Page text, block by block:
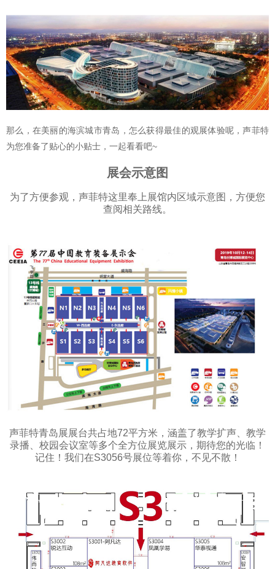
那么，在美丽的海滨城市青岛，怎么获得最佳的观展体验呢，声菲特
为您准备了贴心的小贴士，一起看看吧~
展会示意图
为了方便参观，声菲特这里奉上展馆内区域示意图，方便您
查阅相关路线。
声菲特青岛展展台共占地72平方米，涵盖了教学扩声、教学
录播、校园会议室等多个全方位展览展示，期待您的光临！
记住！我们在S3056号展位等着你，不见不散！